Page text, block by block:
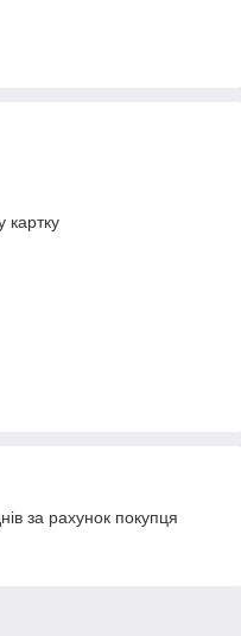
картку
за рахунок покупця